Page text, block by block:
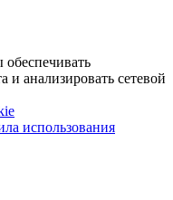
и анализировать сетевой
использования